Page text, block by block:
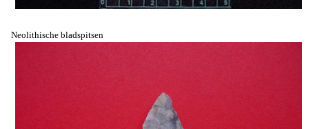
Neolithische bladspitsen